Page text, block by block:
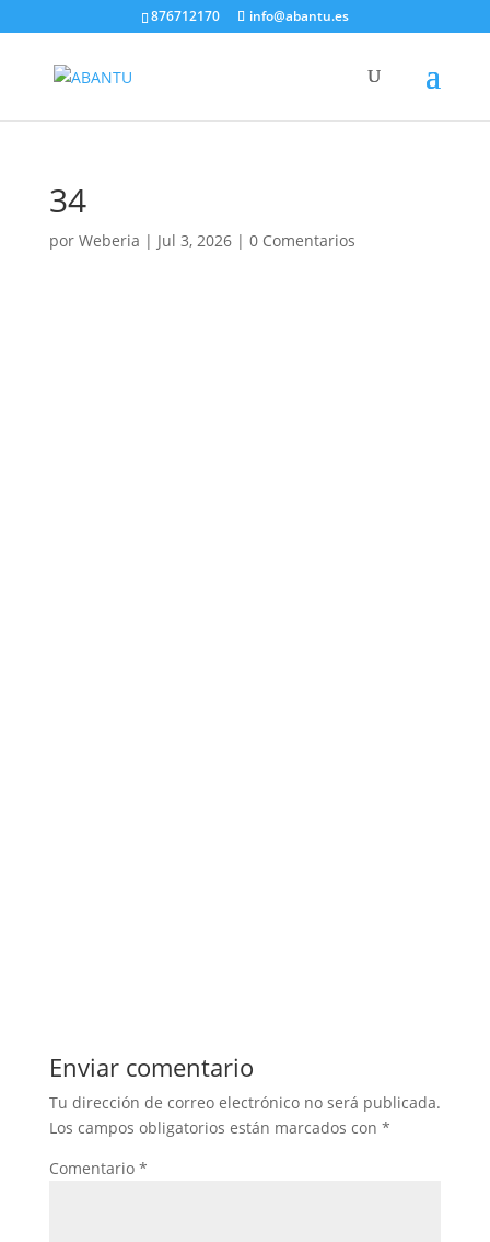
876712170 info@abantu.es
34
por Weberia | Jul 3, 2026| 0 Comentarios
Enviar comentario
Tu dirección de correo electrónico no será publicada.
Los campos obligatorios están marcados con *
Comentario *